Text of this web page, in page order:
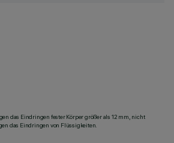
das Eindringen fester Körper größer als 12 mm, nicht
das Eindringen von Flüssigkeiten.